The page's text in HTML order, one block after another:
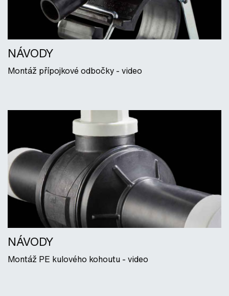
NÁVODY
Montáž přípojkové odbočky - video
NÁVODY
Montáž PE kulového kohoutu - video